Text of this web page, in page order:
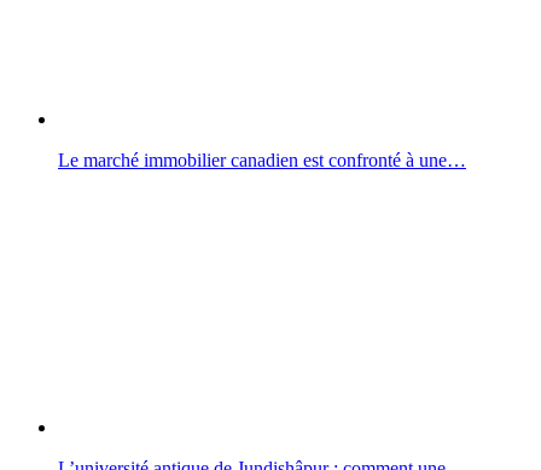
Le marché immobilier canadien est confronté à une…